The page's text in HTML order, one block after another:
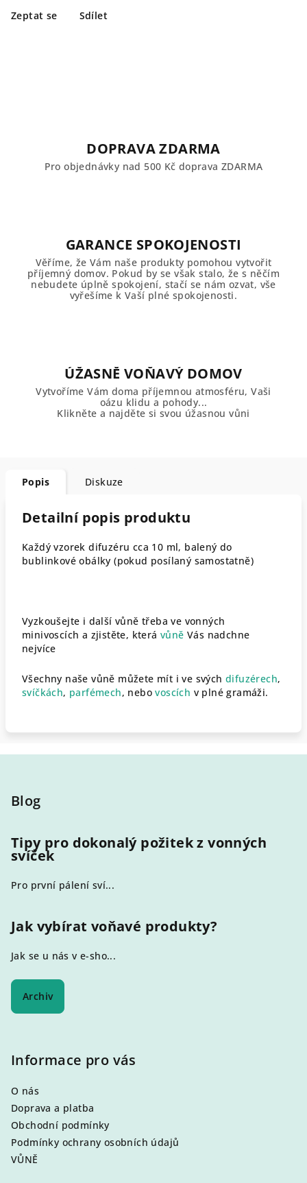
Zeptat se Sdílet
DOPRAVA ZDARMA
Pro objednávky nad 500 Kč doprava ZDARMA
GARANCE SPOKOJENOSTI
Věříme, že Vám naše produkty pomohou vytvořit
příjemný domov. Pokud by se však stalo, že s něčím
nebudete úplně spokojení, stačí se nám ozvat, vše
vyřešíme k Vaší plné spokojenosti.
ÚŽASNĚ VOŇAVÝ DOMOV
Vytvoříme Vám doma příjemnou atmosféru, Vaši
oázu klidu a pohody...
Klikněte a najděte si svou úžasnou vůni
Popis Diskuze
Detailní popis produktu
Každý vzorek difuzéru cca 10 ml, balený do
bublinkové obálky (pokud posílaný samostatně)
Vyzkoušejte i další vůně třeba ve vonných
minivoscích a zjistěte, která vůně Vás nadchne
nejvíce
Všechny naše vůně můžete mít i ve svých difuzérech,
svíčkách, parfémech, nebovoscích v plné gramáži.
Blog
Tipy pro dokonalý požitek z vonných
svíček
Pro první pálení sví...
Jak vybírat voňavé produkty?
Jak se u nás v e-sho...
Archiv
Informace pro vás
O nás
Doprava a platba
Obchodní podmínky
Podmínky ochrany osobních údajů
VŮNĚ